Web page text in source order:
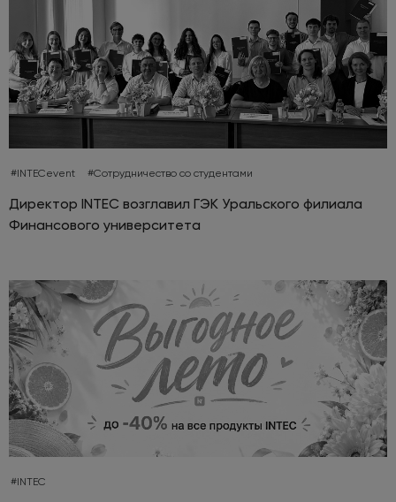
#INTECevent #Сотрудничество со студентами
Директор INTEC возглавил ГЭК Уральского филиала
Финансового университета
#INTEC